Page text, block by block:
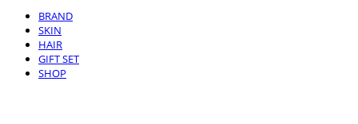
BRAND
SKIN
HAIR
GIFT SET
SHOP